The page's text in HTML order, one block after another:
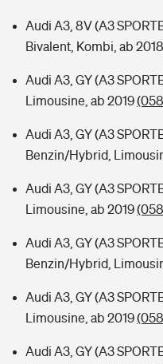
Audi A3, 8V (A3
Bivalent, Kombi, ab 2018
Audi A3, GY (A3
Limousine, ab 2019
Audi A3, GY (A3
Benzin/Hybrid,
Audi A3, GY (A3
Limousine, ab 2019
Audi A3, GY (A3
Benzin/Hybrid,
Audi A3, GY (A3
Limousine, ab 2019
Audi A3, GY (A3